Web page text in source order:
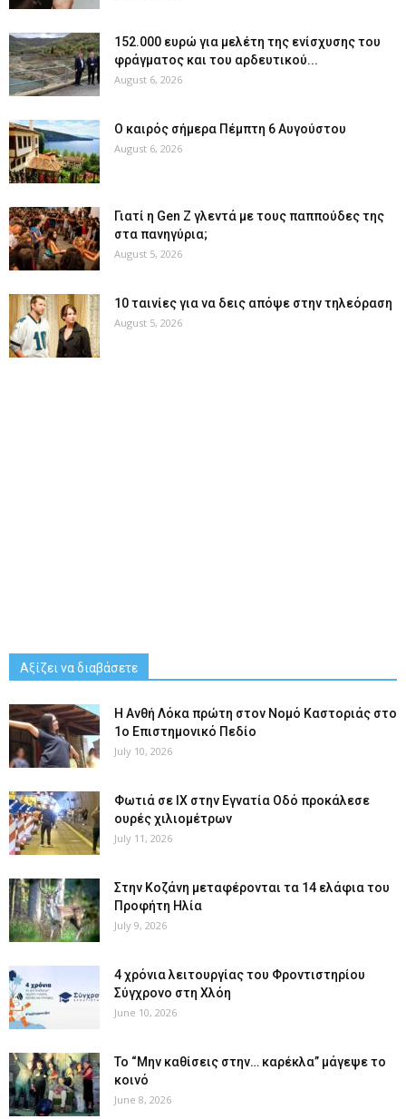
152.000 ευρώ για μελέτη της ενίσχυσης του
φράγματος και του αρδευτικού...
August 6, 2026
Ο καιρός σήμερα Πέμπτη 6 Αυγούστου
August 6, 2026
Γιατί η Gen Z γλεντά με τους παππούδες της
στα πανηγύρια;
August 5, 2026
10 ταινίες για να δεις απόψε στην τηλεόραση
August 5, 2026
Αξίζει να διαβάσετε
Η Ανθή Λόκα πρώτη στον Νομό Καστοριάς στο
1ο Επιστημονικό Πεδίο
July 10, 2026
Φωτιά σε ΙΧ στην Εγνατία Οδό προκάλεσε
ουρές χιλιομέτρων
July 11, 2026
Στην Κοζάνη μεταφέρονται τα 14 ελάφια του
Προφήτη Ηλία
July 9, 2026
4 χρόνια λειτουργίας του Φροντιστηρίου
Σύγχρονο στη Χλόη
June 10, 2026
Το “Μην καθίσεις στην… καρέκλα” μάγεψε το
κοινό
June 8, 2026